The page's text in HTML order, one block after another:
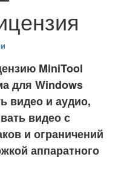
MiniTool
для Windows
видео и аудио,
видео с
и ограничений
аппаратного